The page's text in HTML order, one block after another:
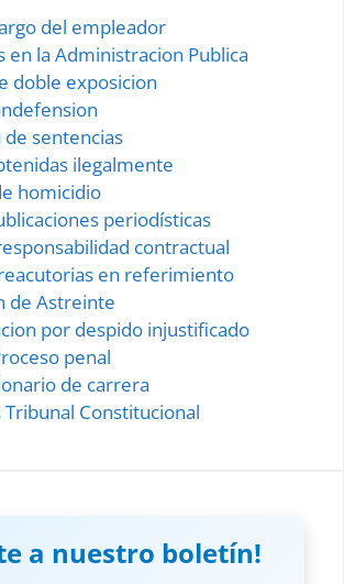
del empleador
en la Administracion Publica
doble exposicion
sentencias
ilegalmente
homicidio
periodísticas
contractual
en referimiento
de Astreinte
por despido injustificado
penal
de carrera
Tribunal Constitucional
a nuestro boletín!